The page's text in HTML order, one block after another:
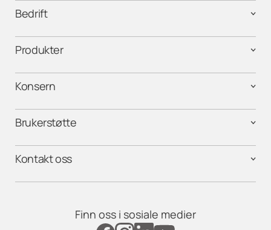
Bedrift
Produkter
Konsern
Brukerstøtte
Kontakt oss
Finn oss i sosiale medier